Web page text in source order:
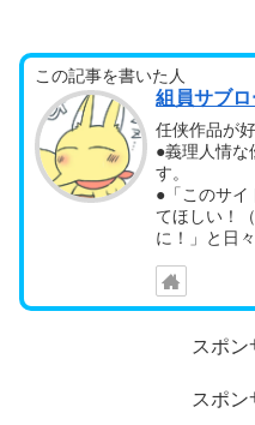
この記事を書いた人
組員サブロ
任侠作品が
●義理人情な
す。
●「このサイ
てほしい！
に！」と日
スポン
スポン